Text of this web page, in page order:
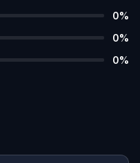
0%
0%
0%